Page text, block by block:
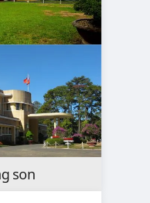
son